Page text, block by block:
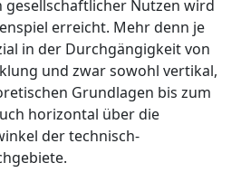
gesellschaftlicher Nutzen wird
erreicht. Mehr denn je
in der Durchgängigkeit von
und zwar sowohl vertikal,
Grundlagen bis zum
horizontal über die
der technisch-